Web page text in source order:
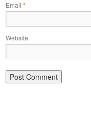
Email *
Website